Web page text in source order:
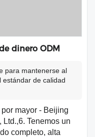
dinero ODM
para mantenerse al
de calidad
mayor - Beijing
Tenemos un
completo, alta